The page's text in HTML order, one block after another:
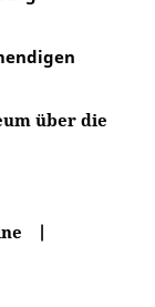
über die
|